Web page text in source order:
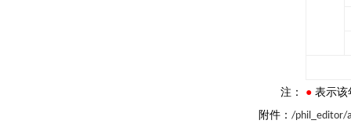
注： ● 表示该
附件： /phil_editor/